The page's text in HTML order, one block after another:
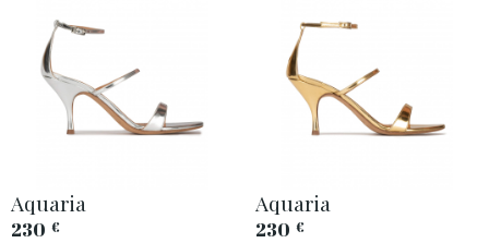
Aquaria
230 €
Aquaria
230 €